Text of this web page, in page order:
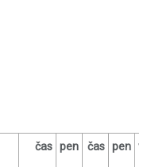
čas pen čas pen